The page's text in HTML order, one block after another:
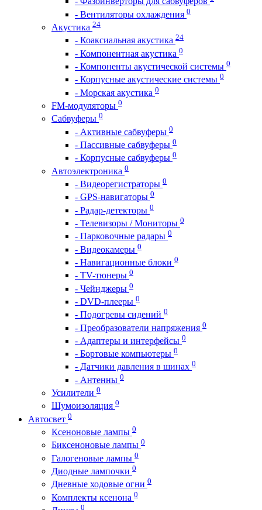
- Вентиляторы охлаждения 0
Акустика 24
- Коаксиальная акустика 24
- Компонентная акустика 0
- Компоненты акустической системы 0
- Корпусные акустические системы 0
- Морская акустика 0
FM-модуляторы 0
Сабвуферы 0
- Активные сабвуферы 0
- Пассивные сабвуферы 0
- Корпусные сабвуферы 0
Автоэлектроника 0
- Видеорегистраторы 0
- GPS-навигаторы 0
- Радар-детекторы 0
- Телевизоры / Мониторы 0
- Парковочные радары 0
- Видеокамеры 0
- Навигационные блоки 0
- TV-тюнеры 0
- Чейнджеры 0
- DVD-плееры 0
- Подогревы сидений 0
- Преобразователи напряжения 0
- Адаптеры и интерфейсы 0
- Бортовые компьютеры 0
- Датчики давления в шинах 0
- Антенны 0
Усилители 0
Шумоизоляция 0
Автосвет 0
Ксеноновые лампы 0
Биксеноновые лампы 0
Галогеновые лампы 0
Диодные лампочки 0
Дневные ходовые огни 0
Комплекты ксенона 0
0